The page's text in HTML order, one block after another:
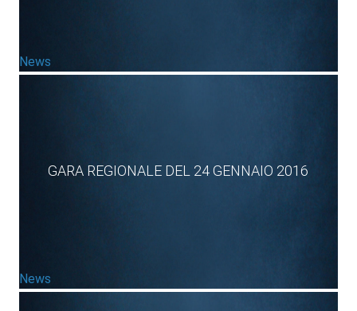
News
GARA REGIONALE DEL 24 GENNAIO 2016
News